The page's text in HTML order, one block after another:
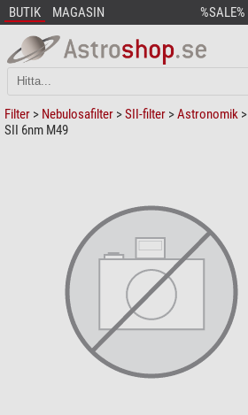
BUTIK MAGASIN %SALE%
Filter > Nebulosafilter >SII-filter >Astronomik >
SII 6nm M49